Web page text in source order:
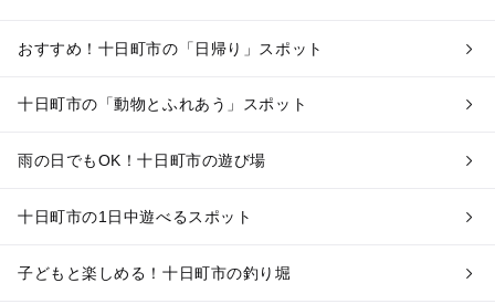
おすすめ！十日町市の「日帰り」スポット
十日町市の「動物とふれあう」スポット
雨の日でもOK！十日町市の遊び場
十日町市の1日中遊べるスポット
子どもと楽しめる！十日町市の釣り堀